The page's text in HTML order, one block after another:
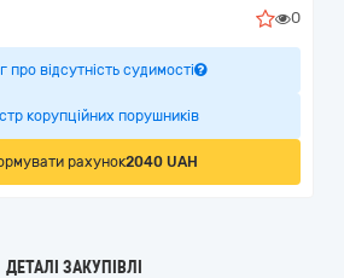
0
про відсутність судимості
корупційних порушників
рахунок2040 UAH
ДЕТАЛІ ЗАКУПІВЛІ